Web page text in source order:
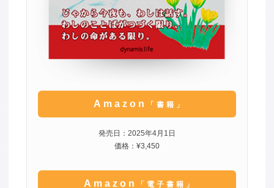
Amazon 「書籍」
発売日：2025年4月1日
価格：¥3,450
Amazon 「電子書籍」